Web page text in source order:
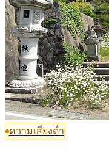
ความเสี่ยงต่ำ